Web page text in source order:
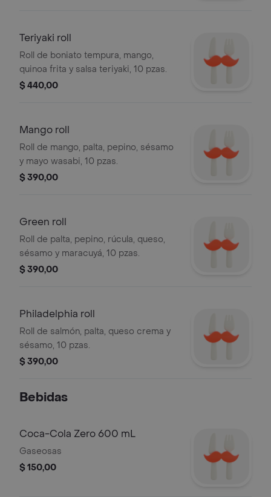
Teriyaki roll
Roll de boniato tempura, mango,
quinoa frita y salsa teriyaki, 10 pzas.
$ 440,00
Mango roll
Roll de mango, palta, pepino, sésamo
y mayo wasabi, 10 pzas.
$ 390,00
Green roll
Roll de palta, pepino, rúcula, queso,
sésamo y maracuyá, 10 pzas.
$ 390,00
Philadelphia roll
Roll de salmón, palta, queso crema y
sésamo, 10 pzas.
$ 390,00
Bebidas
Coca-Cola Zero 600 mL
Gaseosas
$ 150,00